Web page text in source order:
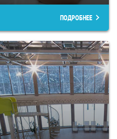
ПОДРОБНЕЕ